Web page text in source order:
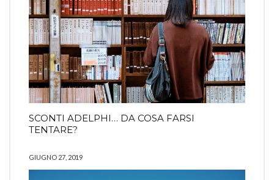
SCONTI ADELPHI… DA COSA FARSI
TENTARE?
GIUGNO 27, 2019